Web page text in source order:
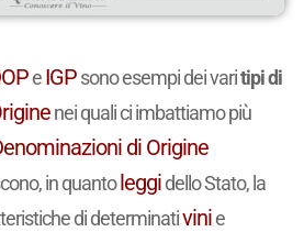
eIGPsono esempi dei varitipi di
nei quali ci imbattiamo più
di Origine
in quantoleggidello Stato, la
di determinativinie